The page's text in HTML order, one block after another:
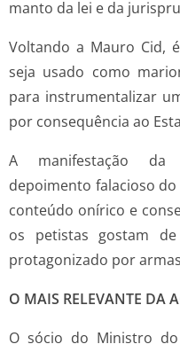
manto da lei e da
Voltando a Mauro Cid,
seja usado como
para instrumentalizar
por consequência ao
A manifestação da
depoimento falacioso
conteúdo onírico e
os petistas gostam
protagonizado por
O MAIS RELEVANTE DA
O sócio do Ministro